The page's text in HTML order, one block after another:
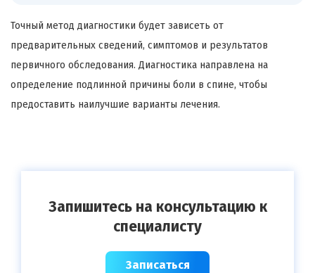
Точный метод диагностики будет зависеть от
предварительных сведений, симптомов и результатов
первичного обследования. Диагностика направлена на
определение подлинной причины боли в спине, чтобы
предоставить наилучшие варианты лечения.
Запишитесь на консультацию к
специалисту
Записаться